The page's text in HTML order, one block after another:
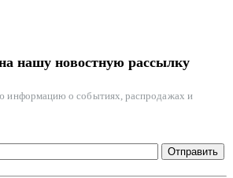
нашу новостную рассылку
информацию о событиях, распродажах и